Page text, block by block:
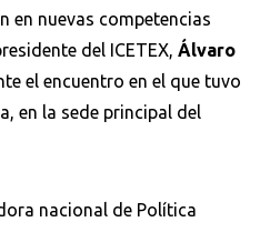
en nuevas competencias
del ICETEX, Álvaro
el encuentro en el que tuvo
en la sede principal del
nacional de Política